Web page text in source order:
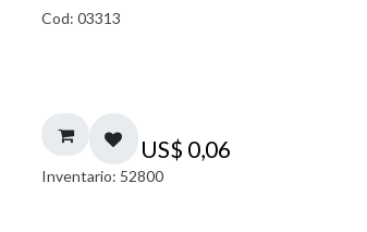
Cod: 03313
US$ 0,06
Inventario: 52800